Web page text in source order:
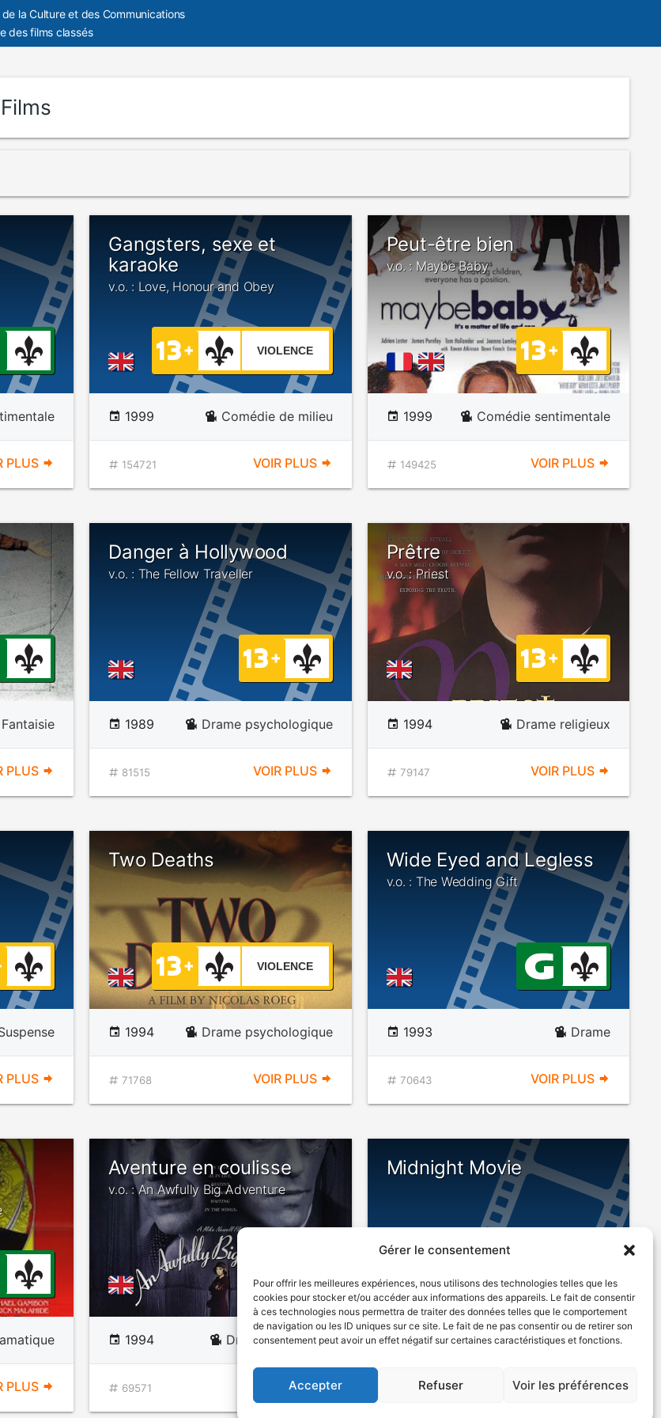
Gérer le consentement
Pour offrir les meilleures expériences, nous utilisons des technologies telles que les
cookies pour stocker et/ou accéder aux informations des appareils. Le fait de consentir
à ces technologies nous permettra de traiter des données telles que le comportement
de navigation ou les ID uniques sur ce site. Le fait de ne pas consentir ou de retirer son
consentement peut avoir un effet négatif sur certaines caractéristiques et fonctions.
Accepter Refuser Voir les préférences
la Culture et des Communications
des films classés
PLUS
Gangsters, sexe et
karaoke
v.o. : Love, Honour and Obey
VIOLENCE
1999 Comédie de milieu
154721 VOIR PLUS
Peut-être bien
v.o. : Maybe Baby
1999 Comédie sentimentale
149425 VOIR PLUS
Fantaisie
PLUS
Danger à Hollywood
v.o. : The Fellow Traveller
1989 Drame psychologique
81515 VOIR PLUS
Prêtre
v.o. : Priest
1994 Drame religieux
79147 VOIR PLUS
PLUS
Two Deaths
VIOLENCE
1994 Drame psychologique
71768 VOIR PLUS
Wide Eyed and Legless
v.o. : The Wedding Gift
1993 Drame
70643 VOIR PLUS
PLUS
Aventure en coulisse
v.o. : An Awfully Big Adventure
1994 Drame de moeurs
69571 VOIR PLUS
Midnight Movie
1993
58873 VOIR PLUS